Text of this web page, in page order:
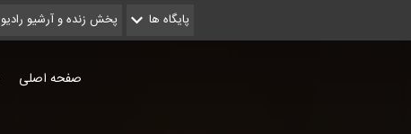
پایگاه ها پخش زنده و آرشیو رادیو
صفحه اصلی